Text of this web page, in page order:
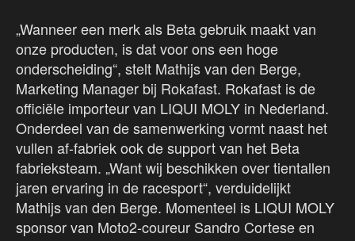
„Wanneer een merk als Beta gebruik maakt van
onze producten, is dat voor ons een hoge
onderscheiding“, stelt Mathijs van den Berge,
Marketing Manager bij Rokafast. Rokafast is de
officiële importeur van LIQUI MOLY in Nederland.
Onderdeel van de samenwerking vormt naast het
vullen af-fabriek ook de support van het Beta
fabrieksteam. „Want wij beschikken over tientallen
jaren ervaring in de racesport“, verduidelijkt
Mathijs van den Berge. Momenteel is LIQUI MOLY
sponsor van Moto2-coureur Sandro Cortese en